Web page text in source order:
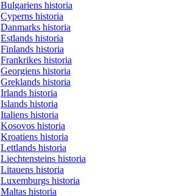
Bulgariens historia
Cyperns historia
Danmarks historia
Estlands historia
Finlands historia
Frankrikes historia
Georgiens historia
Greklands historia
Irlands historia
Islands historia
Italiens historia
Kosovos historia
Kroatiens historia
Lettlands historia
Liechtensteins historia
Litauens historia
Luxemburgs historia
Maltas historia